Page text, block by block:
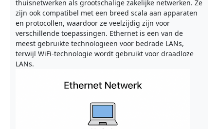
thuisnetwerken als grootschalige zakelijke netwerken. Ze
zijn ook compatibel met een breed scala aan apparaten
en protocollen, waardoor ze veelzijdig zijn voor
verschillende toepassingen. Ethernet is een van de
meest gebruikte technologieën voor bedrade LANs,
terwijl WiFi-technologie wordt gebruikt voor draadloze
LANs.